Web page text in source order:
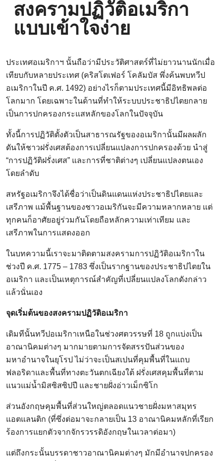
สงครามปฏิวัติอเมริกา
แบบเข้าใจง่าย
ประเทศอเมริกาฯ นั้นถือว่ามีประวัติศาสตร์ที่ไม่ยาวนานนักเมื่อ
เทียบกับหลายประเทศ (คริสโตเฟอร์ โคลัมบัส พึ่งค้นพบทวีป
อเมริกาในปี ค.ศ. 1492) อย่างไรก็ตามประเทศนี้มีอิทธิพลต่อ
โลกมาก โดยเฉพาะในด้านที่ทำให้ระบบประชาธิปไตยกลาย
เป็นการปกครองกระแสหลักของโลกในปัจจุบัน
ทั้งนี้การปฏิวัติตั้งตัวเป็นสาธารณรัฐของอเมริกานั้นมีผลผลัก
ดันให้ชาวฝรั่งเศสต้องการเปลี่ยนแปลงการปกครองด้วย นำสู่
“การปฏิวัติฝรั่งเศส” และการที่ชาติต่างๆ เปลี่ยนแปลงตนเอง
โดยลำดับ
สหรัฐอเมริกาจึงได้ชื่อว่าเป็นดินแดนแห่งประชาธิปไตยและ
เสรีภาพ แม้พื้นฐานของชาวอเมริกันจะมีความหลากหลาย แต่
ทุกคนก็อาศัยอยู่ร่วมกันโดยถือหลักความเท่าเทียม และ
เสรีภาพในการแสดงออก
ในบทความนี้เราจะมาติดตามสงครามการปฏิวัติอเมริกาใน
ช่วงปี ค.ศ. 1775 – 1783 ซึ่งเป็นรากฐานของประชาธิปไตยใน
อเมริกา และเป็นเหตุการณ์สำคัญที่เปลี่ยนแปลงโลกดังกล่าว
แล้วนั่นเอง
จุดเริ่มต้นของสงครามปฏิวัติอเมริกา
เดิมทีนั้นทวีปอเมริกาเหนือในช่วงศตวรรษที่ 18 ถูกแบ่งเป็น
อาณานิคมต่างๆ มากมายตามการจัดสรรปันส่วนของ
มหาอำนาจในยุโรป ไม่ว่าจะเป็นสเปนที่คุมพื้นที่ในแถบ
ฟลอริดาและพื้นที่ทางตะวันตกเฉียงใต้ ฝรั่งเศสคุมพื้นที่ตาม
แนวแม่น้ำมิสซิสซิปปี และชายฝั่งอ่าวเม็กซิโก
ส่วนอังกฤษคุมพื้นที่ส่วนใหญ่ตลอดแนวชายฝั่งมหาสมุทร
แอตแลนติก (ที่ซึ่งต่อมาจะกลายเป็น 13 อาณานิคมหลักที่เรียก
ร้องการแยกตัวจากจักรวรรดิอังกฤษในเวลาต่อมา)
แต่ถึงกระนั้นบรรดาชาวอาณานิคมต่างๆ มักมีอำนาจปกครอง